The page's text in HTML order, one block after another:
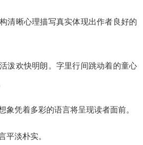
清晰心理描写真实体现出作者良好的
泼欢快明朗。字里行间跳动着的童心
象凭着多彩的语言将呈现读者面前。
平淡朴实。